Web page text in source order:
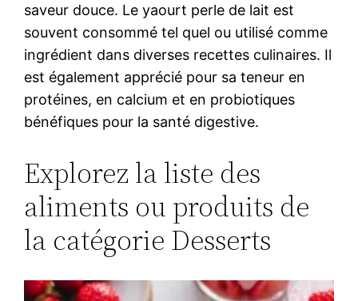
saveur douce. Le yaourt perle de lait est
souvent consommé tel quel ou utilisé comme
ingrédient dans diverses recettes culinaires. Il
est également apprécié pour sa teneur en
protéines, en calcium et en probiotiques
bénéfiques pour la santé digestive.
Explorez la liste des
aliments ou produits de
la catégorie Desserts